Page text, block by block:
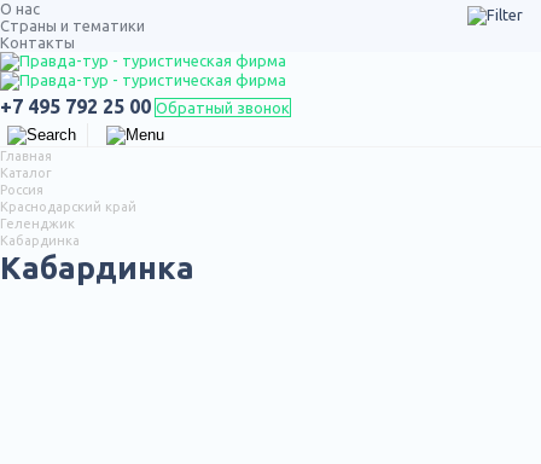
О нас
Страны и тематики
Контакты
ТУРЫ ПО РОССИИ
+7 495 792 25 00 Обратный звонок
Главная
Каталог
Россия
Краснодарский край
Геленджик
Кабардинка
Кабардинка